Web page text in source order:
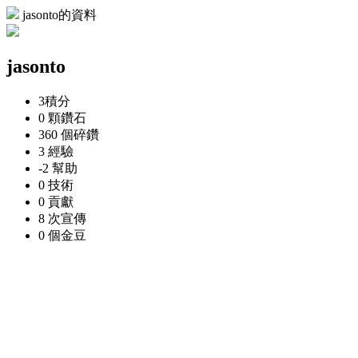
jasonto的資料
jasonto
3積分
0 顆鑽石
360 個碎鑽
3 經驗
-2 幫助
0 技術
0 貢獻
8 次宣傳
0 個金豆